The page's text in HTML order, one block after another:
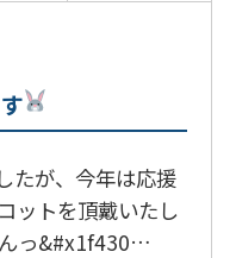
たが、今年は応援
ットを頂戴いたし
っ&#x1f430…